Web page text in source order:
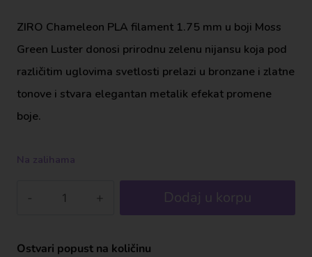
ZIRO Chameleon PLA filament 1.75 mm u boji Moss
Green Luster donosi prirodnu zelenu nijansu koja pod
različitim uglovima svetlosti prelazi u bronzane i zlatne
tonove i stvara elegantan metalik efekat promene
boje.
Na zalihama
Dodaj u korpu
Ostvari popust na količinu